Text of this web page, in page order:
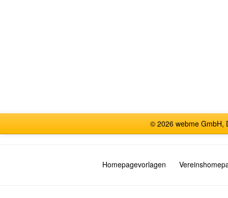
© 2026 webme GmbH,
Homepagevorlagen